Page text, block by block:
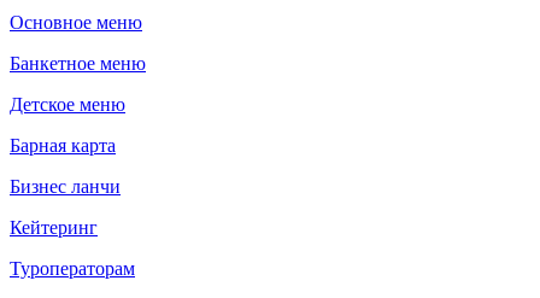
Основное меню
Банкетное меню
Детское меню
Барная карта
Бизнес ланчи
Кейтеринг
Туроператорам